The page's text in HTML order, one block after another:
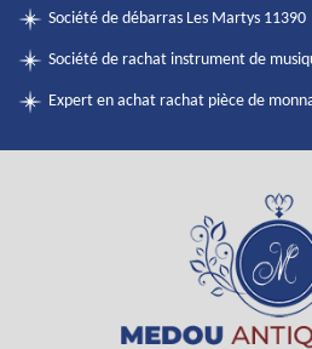
Société de débarras Les Martys 11390
Société de rachat instrument de
Expert en achat rachat pièce de